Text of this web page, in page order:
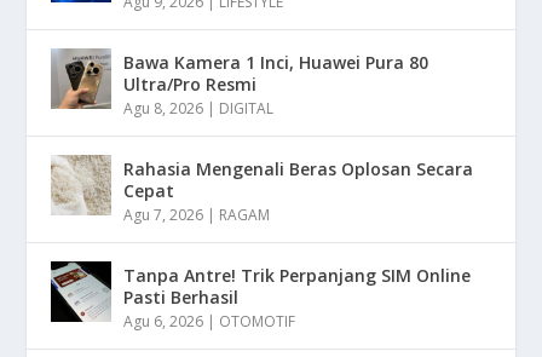
Bawa Kamera 1 Inci, Huawei Pura 80
Ultra/Pro Resmi
Agu 8, 2026 | DIGITAL
Rahasia Mengenali Beras Oplosan Secara
Cepat
Agu 7, 2026 | RAGAM
Tanpa Antre! Trik Perpanjang SIM Online
Pasti Berhasil
Agu 6, 2026 | OTOMOTIF